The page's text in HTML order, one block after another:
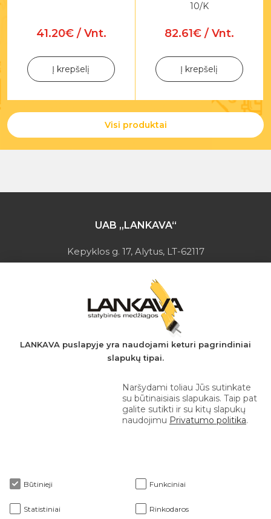
Visi produktai
41.20€ / Vnt.
Į krepšelį
10/K
82.61€ / Vnt.
Į krepšelį
UAB „LANKAVA“
Kepyklos g. 17, Alytus, LT-62117
Įmonės kodas: 149728275
PVM mokėtojo kodas: LT497282716
A.s.: LT037044060001923651
AB SEB bankas
+370 610 42 222
Apie mus
Klientams
LANKAVA puslapyje yra naudojami keturi pagrindiniai
slapukų tipai.
Naršydami toliau Jūs sutinkate
su būtinaisiais slapukais. Taip pat
galite sutikti ir su kitų slapukų
naudojimu Privatumo politika.
Būtinieji Funkciniai
Statistiniai Rinkodaros